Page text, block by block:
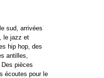
sud, arrivées
le jazz et
hip hop, des
antilles,
Des pièces
écoutes pour le